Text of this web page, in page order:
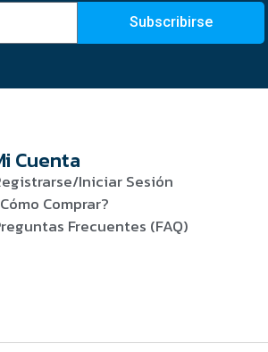
Subscribirse
Cuenta
Iniciar Sesión
Comprar?
Frecuentes (FAQ)